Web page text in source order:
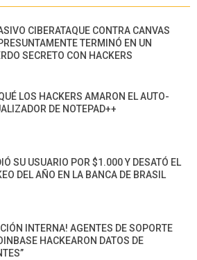
CIBERATAQUE CONTRA CANVAS
TERMINÓ EN UN
SECRETO CON HACKERS
LOS HACKERS AMARON EL AUTO-
DE NOTEPAD++
SU USUARIO POR $1.000 Y DESATÓ EL
DEL AÑO EN LA BANCA DE BRASIL
INTERNA! AGENTES DE SOPORTE
HACKEARON DATOS DE